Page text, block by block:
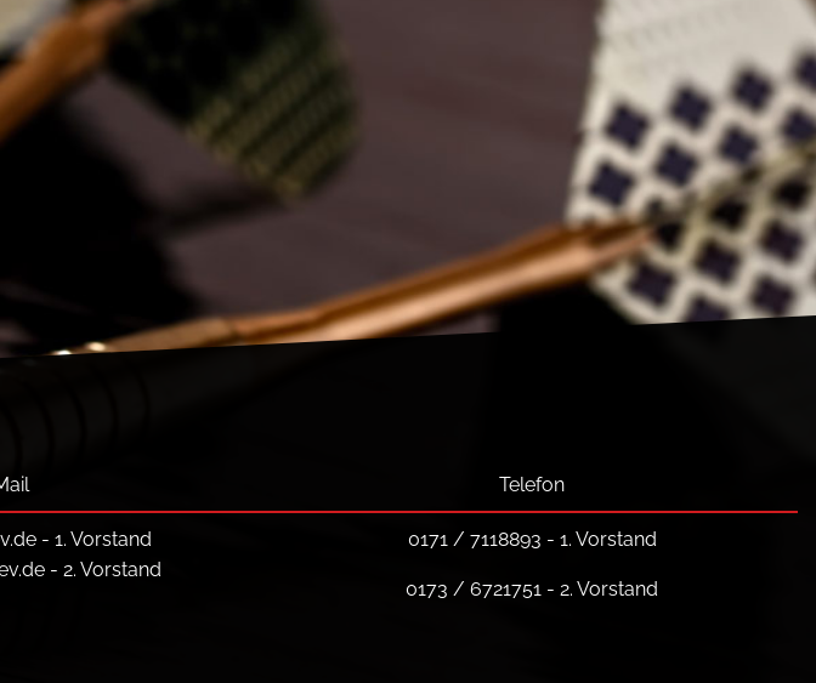
- 1. Vorstand
- 2. Vorstand
Telefon
0171 / 7118893 - 1. Vorstand
0173 / 6721751 - 2. Vorstand